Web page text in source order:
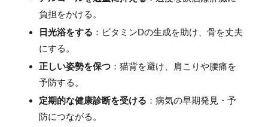
負担をかける。
日光浴をする ：ビタミンDの生成を助け、骨を丈夫
にする。
正しい姿勢を保つ ：猫背を避け、肩こりや腰痛を
予防する。
定期的な健康診断を受ける ：病気の早期発見・予
防につながる。